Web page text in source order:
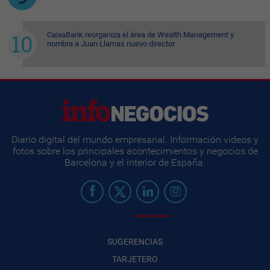
CaixaBank reorganiza el área de Wealth Management y
nombra a Juan Llamas nuevo director
Diario digital del mundo empresarial. Información videos y
fotos sobre los principales acontecimientos y negocios de
Barcelona y el interior de España.
SUGERENCIAS
TARJETERO